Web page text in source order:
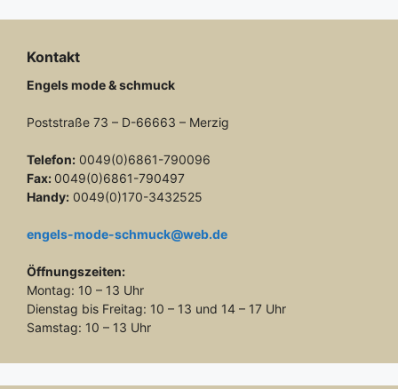
Kontakt
Engels mode & schmuck
Poststraße 73 – D-66663 – Merzig
Telefon: 0049(0)6861-790096
Fax: 0049(0)6861-790497
Handy: 0049(0)170-3432525
engels-mode-schmuck@web.de
Öffnungszeiten:
Montag: 10 – 13 Uhr
Dienstag bis Freitag: 10 – 13 und 14 – 17 Uhr
Samstag: 10 – 13 Uhr